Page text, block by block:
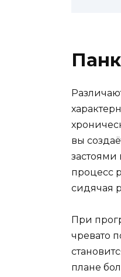
вы
процесс
сидячая
При
чревато
плане